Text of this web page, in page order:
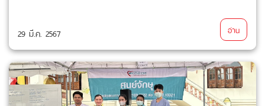
29 มี.ค. 2567 อ่าน